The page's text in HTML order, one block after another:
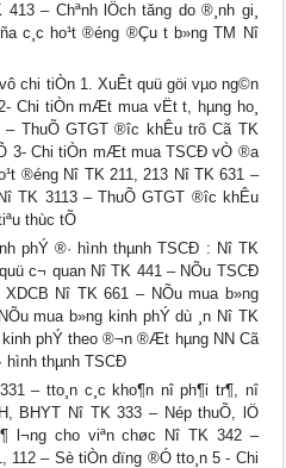
– Chªnh lÖch tăng do ®¸nh gi¸
c¸c ho¹t ®éng ®Çu t­ b»ng TM Nî
chi tiÒn 1. XuÊt quü göi vµo ng©n
Chi tiÒn mÆt mua vËt t­, hµng ho¸
– ThuÕ GTGT ®­îc khÊu trõ Cã TK
3- Chi tiÒn mÆt mua TSCĐ vÒ ®­a
®éng Nî TK 211, 213 Nî TK 631 –
TK 3113 – ThuÕ GTGT ®­îc khÊu
thùc tÕ
phÝ ®· hình thµnh TSCĐ : Nî TK
c¬ quan Nî TK 441 – NÕu TSCĐ
Nî TK 661 – NÕu mua b»ng
mua b»ng kinh phÝ dù ¸n Nî TK
kinh phÝ theo ®¬n ®Æt hµng NN Cã
hình thµnh TSCĐ
– tto¸n c¸c kho¶n nî ph¶i tr¶, nî
BHYT Nî TK 333 – Nép thuÕ, lÖ
l­¬ng cho viªn chøc Nî TK 342 –
112 – Sè tiÒn dïng ®Ó tto¸n 5 - Chi